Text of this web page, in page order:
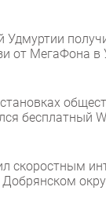
Удмуртии
от МегаФона в
бесплатный
скоростным